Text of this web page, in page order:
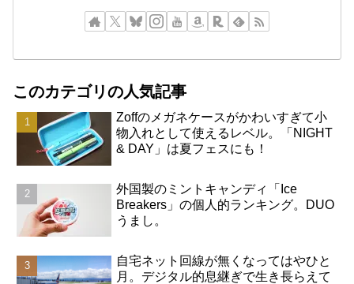
このカテゴリの人気記事
Zoffのメガネケースがかわいすぎて小
物入れとして使えるレベル。「NIGHT
& DAY」は夏フェスにも！
外国製のミントキャンディ「Ice
Breakers」の個人的ランキング。DUO
うまし。
自宅ネット回線が無くなってはやひと
月。デジタル的息継ぎで生き長らえて